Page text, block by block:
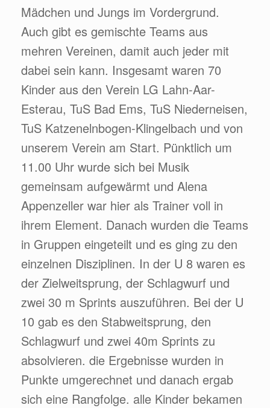
Mädchen und Jungs im Vordergrund.
Auch gibt es gemischte Teams aus
mehren Vereinen, damit auch jeder mit
dabei sein kann. Insgesamt waren 70
Kinder aus den Verein LG Lahn-Aar-
Esterau, TuS Bad Ems, TuS Niederneisen,
TuS Katzenelnbogen-Klingelbach und von
unserem Verein am Start. Pünktlich um
11.00 Uhr wurde sich bei Musik
gemeinsam aufgewärmt und Alena
Appenzeller war hier als Trainer voll in
ihrem Element. Danach wurden die Teams
in Gruppen eingeteilt und es ging zu den
einzelnen Disziplinen. In der U 8 waren es
der Zielweitsprung, der Schlagwurf und
zwei 30 m Sprints auszuführen. Bei der U
10 gab es den Stabweitsprung, den
Schlagwurf und zwei 40m Sprints zu
absolvieren. die Ergebnisse wurden in
Punkte umgerechnet und danach ergab
sich eine Rangfolge. alle Kinder bekamen